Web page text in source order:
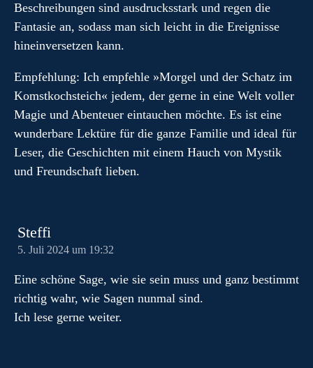
Beschreibungen sind ausdrucksstark und regen die
Fantasie an, sodass man sich leicht in die Ereignisse
hineinversetzen kann.
Empfehlung: Ich empfehle »Morgel und der Schatz im
Komstkochsteich« jedem, der gerne in eine Welt voller
Magie und Abenteuer eintauchen möchte. Es ist eine
wunderbare Lektüre für die ganze Familie und ideal für
Leser, die Geschichten mit einem Hauch von Mystik
und Freundschaft lieben.
Steffi
5. Juli 2024 um 19:32
Eine schöne Sage, wie sie sein muss und ganz bestimmt
richtig wahr, wie Sagen nunmal sind.
Ich lese gerne weiter.